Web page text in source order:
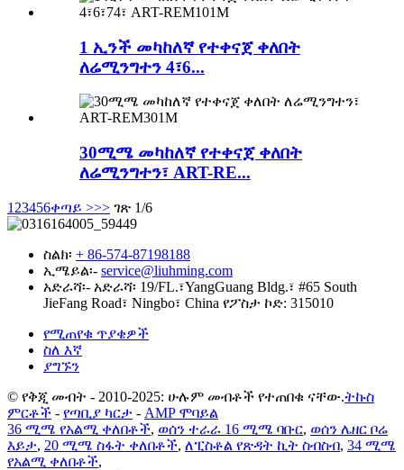
1 ኢንች መካከለኛ የተቀናጀ ቀለበት
ለሬሚንግተን 4፣6...
30ሚሜ መካከለኛ የተቀናጀ ቀለበት
ለሬሚንግተን፣ ART-RE...
1 23456ቀጣይ >>> ገጽ 1/6
ስልክ፡ + 86-574-87198188
ኢሜይል፡- service@liuhming.com
አድራሻ፡- አድራሻ፡ 19/FL.፣YangGuang Bldg.፣ #65 South
JieFang Road፣ Ningbo፣ China የፖስታ ኮድ: 315010
የሚጠየቁ ጥያቄዎች
ስለ እኛ
ያግኙን
© የቅጂ መብት - 2010-2025: ሁሉም መብቶች የተጠበቁ ናቸው.ትኩስ
ምርቶች - የጣቢያ ካርታ - AMP ሞባይል
36 ሚሜ የአልሚ ቀለበቶች, ወሰን ተራራ 16 ሚሜ ባቡር, ወሰን ሌዘር ቦሬ
እይታ, 20 ሚሜ ስፋት ቀለበቶች, ለፒስቶል የጽዳት ኪት ስብስብ, 34 ሚሜ
የአልሚ ቀለበቶች,